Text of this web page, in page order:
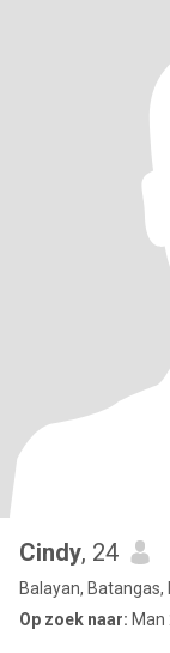
Cindy, 24
Balayan, Batangas,
Op zoek naar: Man